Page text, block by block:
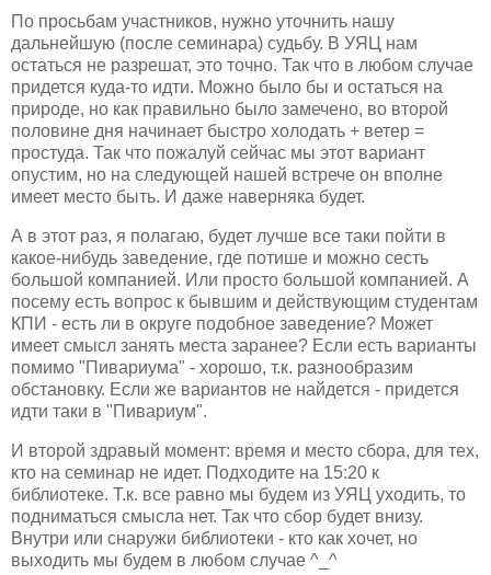
По просьбам участников, нужно уточнить нашу
дальнейшую (после семинара) судьбу. В УЯЦ нам
остаться не разрешат, это точно. Так что в любом случае
придется куда-то идти. Можно было бы и остаться на
природе, но как правильно было замечено, во второй
половине дня начинает быстро холодать + ветер =
простуда. Так что пожалуй сейчас мы этот вариант
опустим, но на следующей нашей встрече он вполне
имеет место быть. И даже наверняка будет.
А в этот раз, я полагаю, будет лучше все таки пойти в
какое-нибудь заведение, где потише и можно сесть
большой компанией. Или просто большой компанией. А
посему есть вопрос к бывшим и действующим студентам
КПИ - есть ли в округе подобное заведение? Может
имеет смысл занять места заранее? Если есть варианты
помимо "Пивариума" - хорошо, т.к. разнообразим
обстановку. Если же вариантов не найдется - придется
идти таки в "Пивариум".
И второй здравый момент: время и место сбора, для тех,
кто на семинар не идет. Подходите на 15:20 к
библиотеке. Т.к. все равно мы будем из УЯЦ уходить, то
подниматься смысла нет. Так что сбор будет внизу.
Внутри или снаружи библиотеки - кто как хочет, но
выходить мы будем в любом случае ^_^